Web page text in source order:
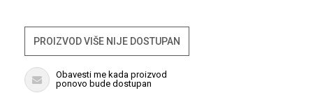
PROIZVOD VIŠE NIJE DOSTUPAN
Obavesti me kada proizvod
ponovo bude dostupan